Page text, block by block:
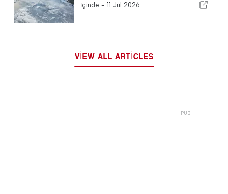
İçinde - 11 Jul 2026
VIEW ALL ARTICLES